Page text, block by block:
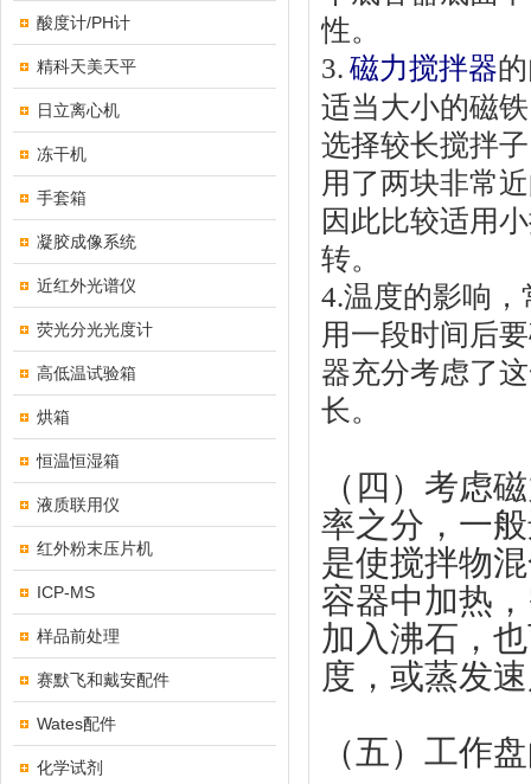
酸度计/PH计
精科天美天平
日立离心机
冻干机
手套箱
凝胶成像系统
近红外光谱仪
荧光分光光度计
高低温试验箱
烘箱
恒温恒湿箱
液质联用仪
红外粉末压片机
ICP-MS
样品前处理
赛默飞和戴安配件
Wates配件
化学试剂
性。
3. 磁力搅拌器
适当大小的磁
选择较长搅拌
用了两块非常
因此比较适用
转。
4.温度的影响
用一段时间后
器充分考虑了
长。
（四）考虑
率之分，一
是使搅拌物
容器中加热
加入沸石，
度，或蒸发
（五）工作